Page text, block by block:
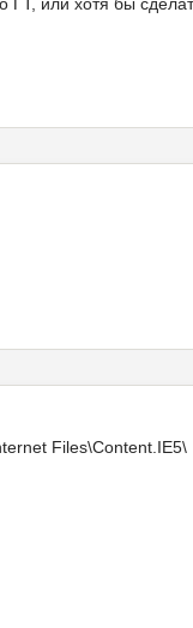
или хотя бы
Files\Content.IE5\